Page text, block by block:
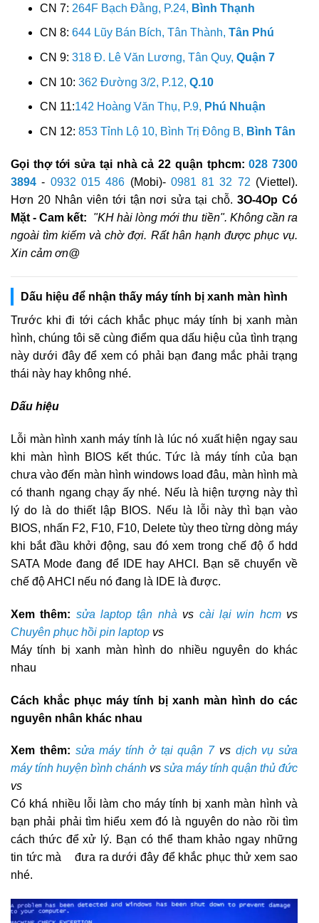
CN 7: 264F Bạch Đằng, P.24, Bình Thạnh
CN 8: 644 Lũy Bán Bích, Tân Thành, Tân Phú
CN 9: 318 Đ. Lê Văn Lương, Tân Quy, Quận 7
CN 10: 362 Đường 3/2, P.12, Q.10
CN 11:142 Hoàng Văn Thụ, P.9, Phú Nhuận
CN 12: 853 Tỉnh Lộ 10, Bình Trị Đông B, Bình Tân
Gọi thợ tới sửa tại nhà cả 22 quận tphcm:028 7300
3894- 0932 015 486 (Mobi)- 0981 81 32 72 (Viettel).
Hơn 20 Nhân viên tới tận nơi sửa tại chỗ.3O-4Op Có
Mặt - Cam kết:
"KH hài lòng mới thu tiền". Không cần ra
ngoài tìm kiếm và chờ đợi. Rất hân hạnh được phục vụ.
Xin cảm ơn@
Dấu hiệu để nhận thấy máy tính bị xanh màn hình
Trước khi đi tới cách khắc phục máy tính bị xanh màn
hình, chúng tôi sẽ cùng điểm qua dấu hiệu của tình trạng
này dưới đây để xem có phải bạn đang mắc phải trạng
thái này hay không nhé.
Dấu hiệu
Lỗi màn hình xanh máy tính là lúc nó xuất hiện ngay sau
khi màn hình BIOS kết thúc. Tức là máy tính của bạn
chưa vào đến màn hình windows load đâu, màn hình mà
có thanh ngang chạy ấy nhé. Nếu là hiện tượng này thì
lý do là do thiết lập BIOS. Nếu là lỗi này thì bạn vào
BIOS, nhấn F2, F10, F10, Delete tùy theo từng dòng máy
khi bắt đầu khởi động, sau đó xem trong chế độ ổ hdd
SATA Mode đang để IDE hay AHCI. Bạn sẽ chuyển về
chế độ AHCI nếu nó đang là IDE là được.
Xem thêm: sửa laptop tận nhà vs cài lại win hcmvs
Chuyên phục hồi pin laptop vs
Máy tính bị xanh màn hình do nhiều nguyên do khác
nhau
Cách khắc phục máy tính bị xanh màn hình do các
nguyên nhân khác nhau
Xem thêm: sửa máy tính ở tại quận 7vs dịch vụ sửa
máy tính huyện bình chánh vs sửa máy tính quận thủ đức
vs
Có khá nhiều lỗi làm cho máy tính bị xanh màn hình và
bạn phải phải tìm hiểu xem đó là nguyên do nào rồi tìm
cách thức để xử lý. Bạn có thể tham khảo ngay những
tin tức mà
đưa ra dưới đây để khắc phục thử xem sao
nhé.